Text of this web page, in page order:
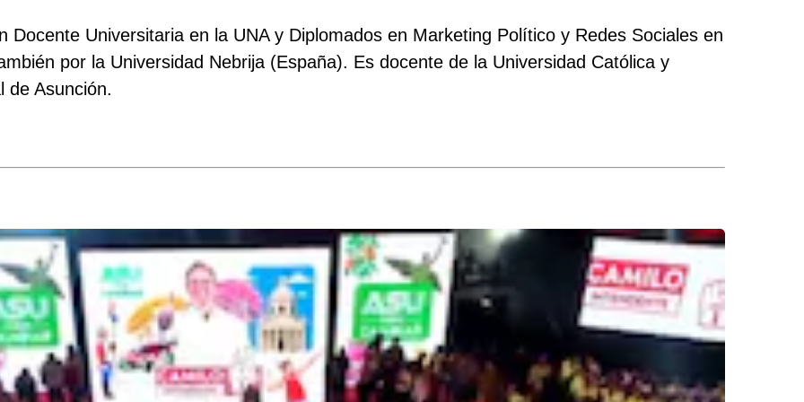
Docente Universitaria en la UNA y Diplomados en Marketing Político y Redes Sociales en
por la Universidad Nebrija (España). Es docente de la Universidad Católica y
de Asunción.